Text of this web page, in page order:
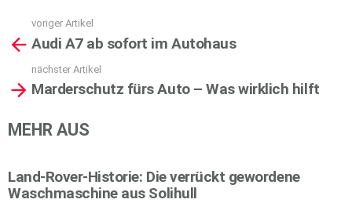
more
voriger Artikel
Audi A7 ab sofort im Autohaus
nächster Artikel
Marderschutz fürs Auto – Was wirklich hilft
MEHR AUS
Land-Rover-Historie: Die verrückt gewordene
Waschmaschine aus Solihull